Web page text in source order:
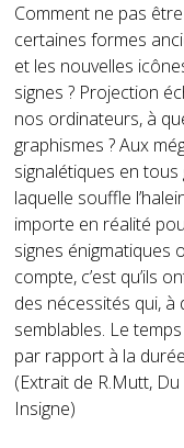
Comment ne pas
certaines formes
et les nouvelles
signes ? Projection
nos ordinateurs, à
graphismes ? Aux
signalétiques en tous
laquelle souffle
importe en réalité
signes énigmatiques
compte, c’est qu’ils
des nécessités qui, à
semblables. Le
par rapport à la
(Extrait de R.Mutt, Du
Insigne)